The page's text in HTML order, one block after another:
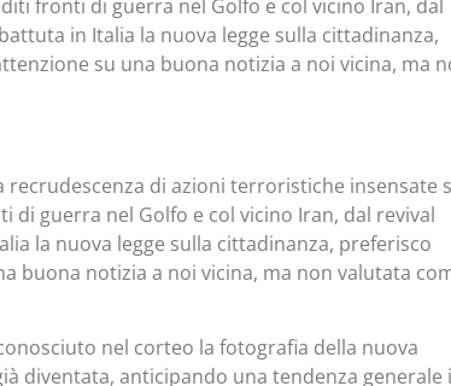
fronti di guerra nel Golfo e col vicino Iran, dal
in Italia la nuova legge sulla cittadinanza,
su una buona notizia a noi vicina, ma
recrudescenza di azioni terroristiche insensate
guerra nel Golfo e col vicino Iran, dal revival
la nuova legge sulla cittadinanza, preferisco
buona notizia a noi vicina, ma non valutata
nel corteo la fotografia della nuova
diventata, anticipando una tendenza generale